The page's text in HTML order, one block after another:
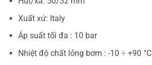
Xuất xứ: Italy
Áp suất tối đa : 10 bar
Nhiệt độ chất lỏng bơm : -10 ÷ +90 °C